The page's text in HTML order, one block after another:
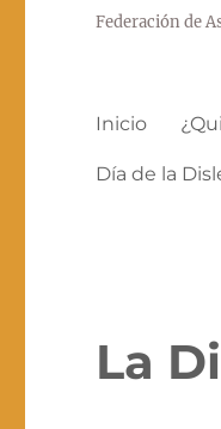
Federación de
Inicio
Día de la
La